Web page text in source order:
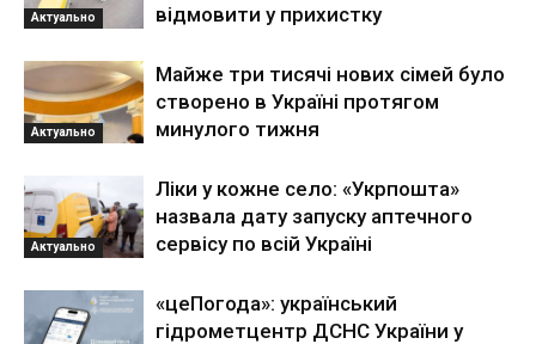
Актуально
відмовити у прихистку
Актуально
Майже три тисячі нових сімей було
створено в Україні протягом
минулого тижня
Актуально
Ліки у кожне село: «Укрпошта»
назвала дату запуску аптечного
сервісу по всій Україні
«цеПогода»: український
гідрометцентр ДСНС України у